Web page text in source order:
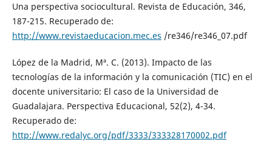
Una perspectiva sociocultural. Revista de Educación, 346,
187-215. Recuperado de:
http://www.revistaeducacion.mec.es /re346/re346_07.pdf
López de la Madrid, Mª. C. (2013). Impacto de las
tecnologías de la información y la comunicación (TIC) en el
docente universitario: El caso de la Universidad de
Guadalajara. Perspectiva Educacional, 52(2), 4-34.
Recuperado de:
http://www.redalyc.org/pdf/3333/333328170002.pdf